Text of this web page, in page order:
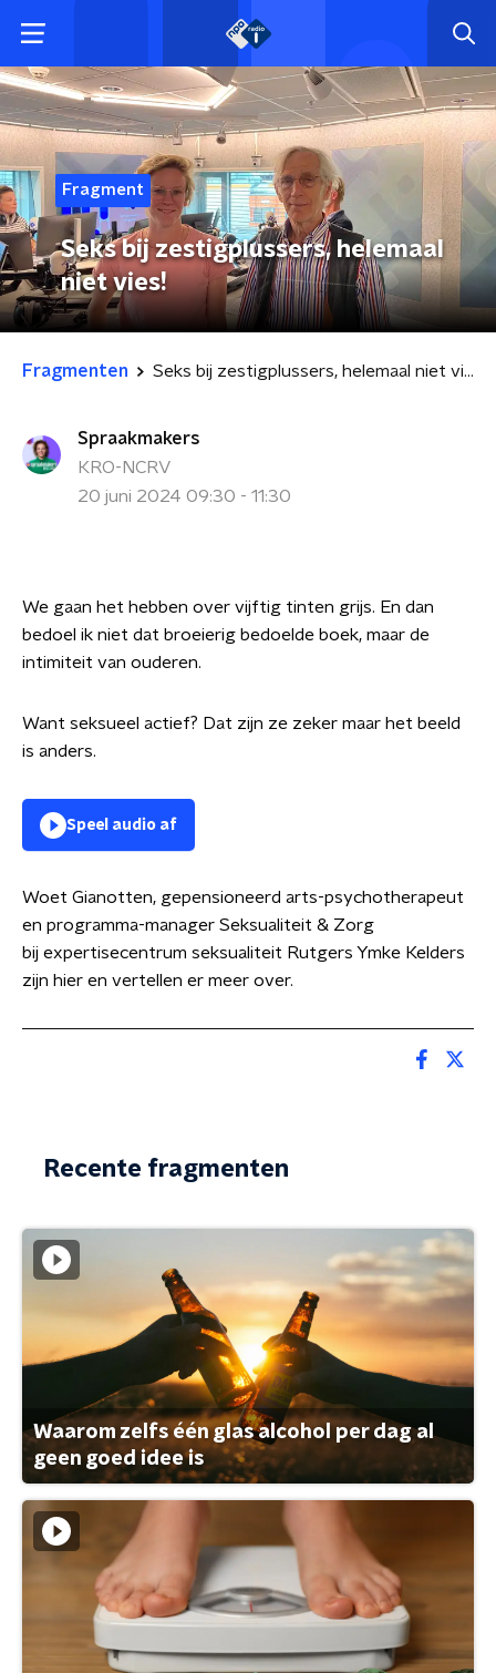
Fragment
Seks bij zestigplussers, helemaal
niet vies!
Fragmenten Seks bij zestigplussers, helemaal niet vies!
Spraakmakers
KRO-NCRV
20 juni 2024 09:30 - 11:30
We gaan het hebben over vijftig tinten grijs. En dan
bedoel ik niet dat broeierig bedoelde boek, maar de
intimiteit van ouderen.
Want seksueel actief? Dat zijn ze zeker maar het beeld
is anders.
Speel audio af
Woet Gianotten, gepensioneerd arts-psychotherapeut
en programma-manager Seksualiteit & Zorg
bij expertisecentrum seksualiteit Rutgers Ymke Kelders
zijn hier en vertellen er meer over.
Recente fragmenten
Waarom zelfs één glas alcohol per dag al
geen goed idee is